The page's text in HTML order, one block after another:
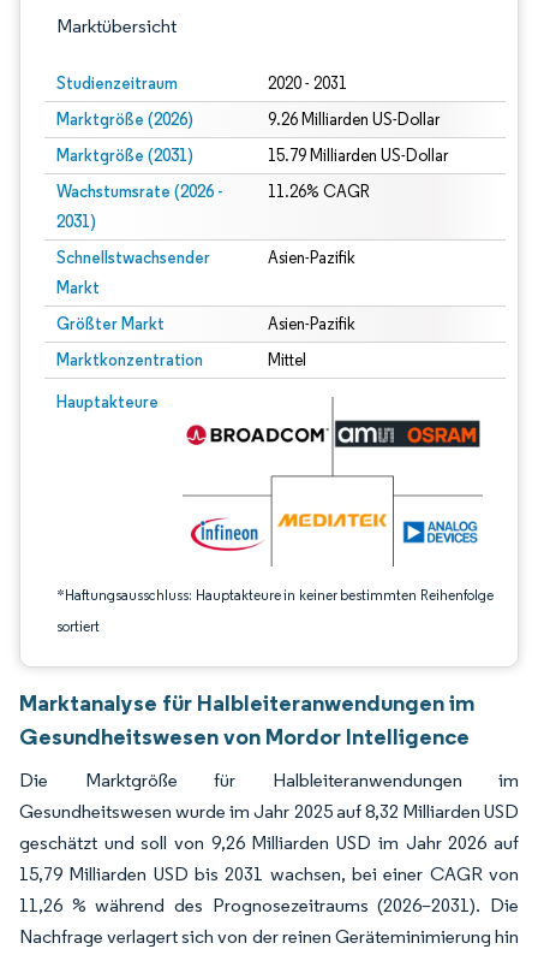
Marktübersicht
Studienzeitraum 2020 - 2031
Marktgröße (2026) 9.26 Milliarden US-Dollar
Marktgröße (2031) 15.79 Milliarden US-Dollar
Wachstumsrate (2026 -
2031)
11.26% CAGR
Schnellstwachsender
Markt
Asien-Pazifik
Größter Markt Asien-Pazifik
Marktkonzentration Mittel
Hauptakteure
*Haftungsausschluss: Hauptakteure in keiner bestimmten Reihenfolge
sortiert
Bild © Mordor Intelligence. Wiederverwendung erfordert Namensnennung
Marktanalyse für Halbleiteranwendungen im
Gesundheitswesen von Mordor Intelligence
Die Marktgröße für Halbleiteranwendungen im
Gesundheitswesen wurde im Jahr 2025 auf 8,32 Milliarden USD
geschätzt und soll von 9,26 Milliarden USD im Jahr 2026 auf
15,79 Milliarden USD bis 2031 wachsen, bei einer CAGR von
11,26 % während des Prognosezeitraums (2026–2031). Die
Nachfrage verlagert sich von der reinen Geräteminimierung hin